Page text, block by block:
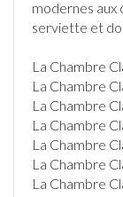
modernes aux
serviette et
La Chambre
La Chambre
La Chambre
La Chambre
La Chambre
La Chambre
La Chambre